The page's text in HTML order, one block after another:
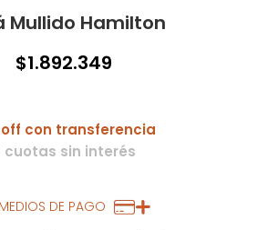
Mullido Hamilton
$1.892.349
off con transferencia
cuotas sin interés
DE PAGO